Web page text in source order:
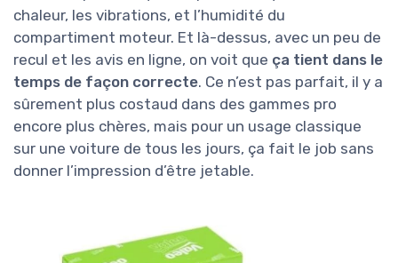
chaleur, les vibrations, et l’humidité du
compartiment moteur. Et là-dessus, avec un peu de
recul et les avis en ligne, on voit que ça tient dans le
temps de façon correcte. Ce n’est pas parfait, il y a
sûrement plus costaud dans des gammes pro
encore plus chères, mais pour un usage classique
sur une voiture de tous les jours, ça fait le job sans
donner l’impression d’être jetable.